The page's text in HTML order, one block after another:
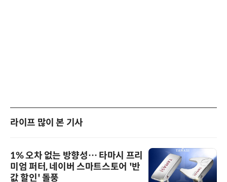
라이프 많이 본 기사
1% 오차 없는 방향성… 타마시 프리
미엄 퍼터, 네이버 스마트스토어 '반
값 할인' 돌풍